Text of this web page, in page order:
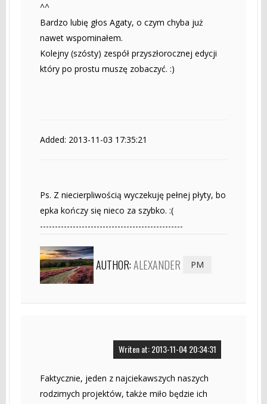
^^
Bardzo lubię głos Agaty, o czym chyba już
nawet wspominałem.
Kolejny (szósty) zespół przyszłorocznej edycji
który po prostu muszę zobaczyć. :)
Added: 2013-11-03 17:35:21
Ps. Z niecierpliwością wyczekuję pełnej płyty, bo
epka kończy się nieco za szybko. :(
------------------------------------------------
AUTHOR:ALEXANDER PM
Writen at: 2013-11-04 20:34:31
Faktycznie, jeden z najciekawszych naszych
rodzimych projektów, także miło będzie ich